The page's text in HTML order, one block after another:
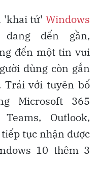
'khai tử'Windows
đang đến gần,
đến một tin vui
dùng còn gắn
Trái với tuyên bố
Microsoft 365
Outlook,
tục nhận được
10 thêm 3